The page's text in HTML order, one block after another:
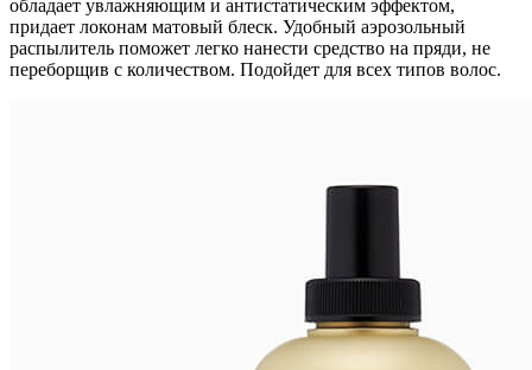
обладает увлажняющим и антистатическим эффектом,
придает локонам матовый блеск. Удобный аэрозольный
распылитель поможет легко нанести средство на пряди, не
переборщив с количеством. Подойдет для всех типов волос.